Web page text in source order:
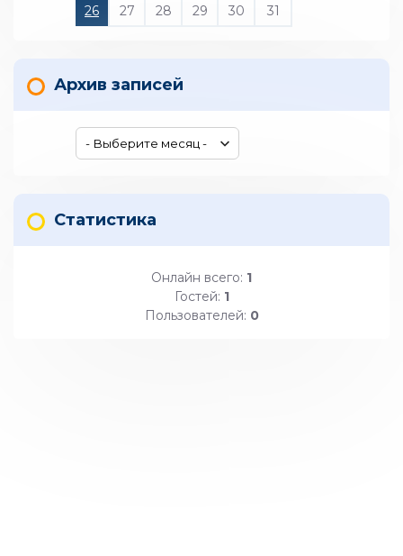
26
27 28 29 30 31
Архив записей
Статистика
Онлайн всего: 1
Гостей: 1
Пользователей: 0